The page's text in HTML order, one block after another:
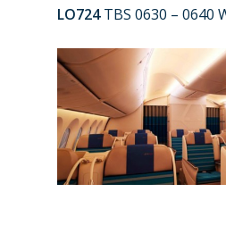
LO724TBS 0630 – 0640